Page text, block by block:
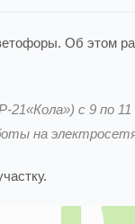
Об этом
21«Кола») с 9 по 11
на